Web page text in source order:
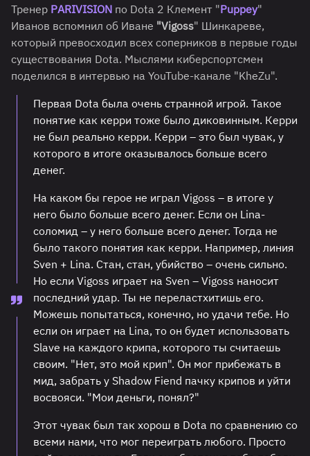
Тренер PARIVISION по Dota 2 Клемент "Puppey"
Иванов вспомнил об Иване "Vigoss" Шинкареве,
который превосходил всех соперников в первые годы
существования Dota. Мыслями киберспортсмен
поделился в интервью на YouTube-канале "KheZu".
Первая Dota была очень странной игрой. Такое
понятие как керри тоже было диковинным. Керри
не был реально керри. Керри – это был чувак, у
которого в итоге оказывалось больше всего
денег.
На каком бы герое не играл Vigoss – в итоге у
него было больше всего денег. Если он Lina-
соломид – у него больше всего денег. Тогда не
было такого понятия как керри. Например, линия
Sven + Lina. Стан, стан, убийство – очень сильно.
Но если Vigoss играет на Sven – Vigoss наносит
последний удар. Ты не переластхитишь его.
Можешь попытаться, конечно, но удачи тебе. Но
если он играет на Lina, то он будет использовать
Slave на каждого крипа, которого ты считаешь
своим. "Нет, это мой крип". Он мог прибежать в
мид, забрать у Shadow Fiend пачку крипов и уйти
восвояси. "Мои деньги, понял?"
Этот чувак был так хорош в Dota по сравнению со
всеми нами, что мог переиграть любого. Просто